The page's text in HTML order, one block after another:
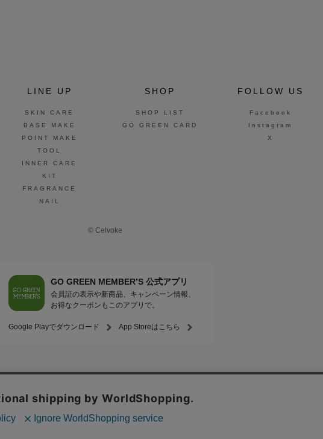
LINE UP
SKIN CARE
BASE MAKE
POINT MAKE
TOOL
INNER CARE
KIT
FRAGRANCE
NAIL
SHOP
SHOP LIST
GO GREEN CARD
FOLLOW US
Facebook
Instagram
X
© Celvoke
GO GREEN MEMBER’S 公式アプリ
会員証の表示や新商品、キャンペーン情報、
お得なクーポンもこのアプリで。
Google Playでダウンロード App Storeはこちら
Mitea ORGANIC INNERSENSE